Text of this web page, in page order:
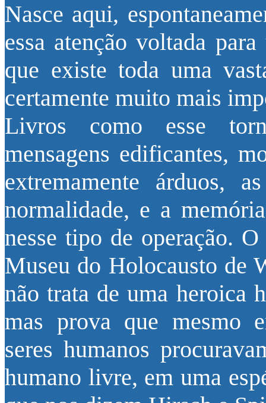
Nasce aqui,
essa atenção voltada
que existe toda uma
certamente muito mais
Livros como esse
mensagens edificantes,
extremamente árduos,
normalidade, e a
nesse tipo de operação.
Museu do Holocausto de
não trata de uma heroica
mas prova que mesmo
seres humanos
humano livre, em uma